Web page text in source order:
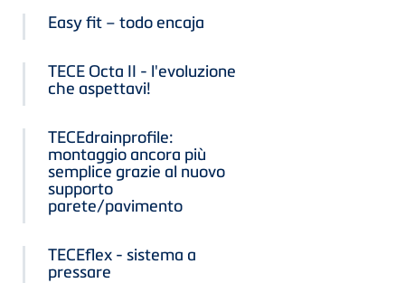
Easy fit – todo encaja
TECE Octa II - l'evoluzione
che aspettavi!
TECEdrainprofile:
montaggio ancora più
semplice grazie al nuovo
supporto
parete/pavimento
TECEflex - sistema a
pressare